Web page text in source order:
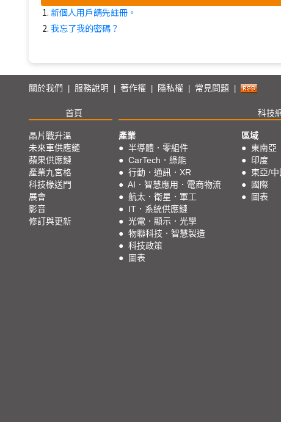
新個人用戶請先註冊。
我忘了我的密碼？
關於我們 服務說明 著作權 隱私權 常見問題
首頁 科技
晶片戰升溫
未來車供應鏈
蘋果供應鏈
產業九宮格
科技椽送門
展會
影音
修訂與更新
產業
● 半導體．零組件
● CarTech．綠能
● 行動．通訊．XR
● AI．智慧應用．電商物流
● 航太．衛星．軍工
● IT．系統供應鏈
● 光電．顯示．光學
● 物聯科技．智慧製造
● 科技政策
●
圖表
區域
● 東南亞
● 印度
● 東亞/中
●
國際
●
圖表